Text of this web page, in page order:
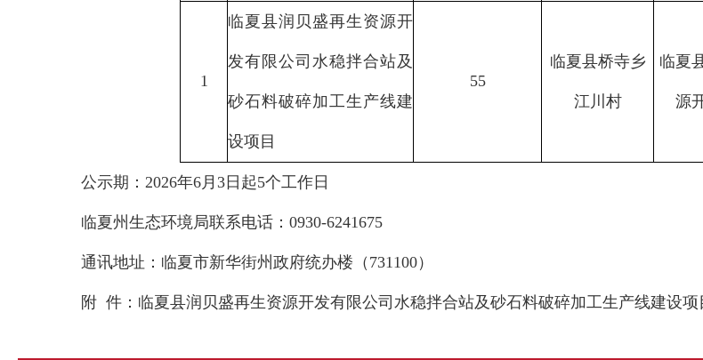
1
临夏县润贝盛再生资源开
发有限公司水稳拌合站及
砂石料破碎加工生产线建
设项目
55
临夏县桥寺乡
江川村
临夏
源
公示期：2026年6月3日起5个工作日
临夏州生态环境局联系电话：0930-6241675
通讯地址：临夏市新华街州政府统办楼（731100）
附 件： 临夏县润贝盛再生资源开发有限公司水稳拌合站及砂石料破碎加工生产线建设